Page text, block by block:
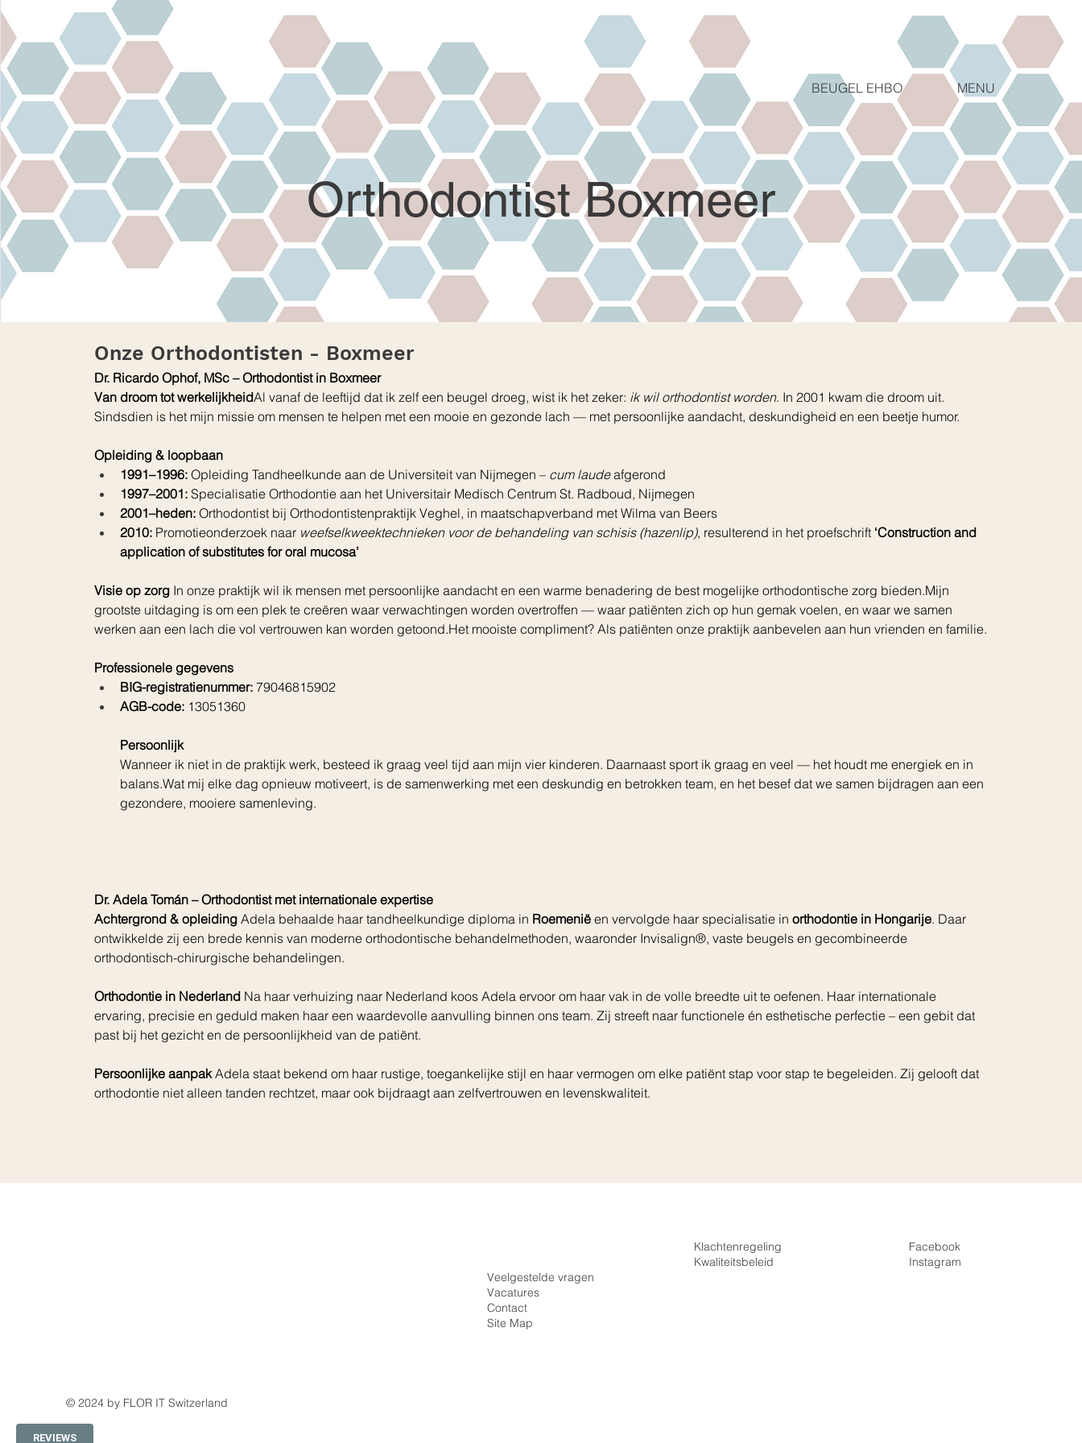
BEUGEL EHBO MENU
Orthodontist Boxmeer
Onze Orthodontisten - Boxmeer
Dr. Ricardo Ophof, MSc – Orthodontist in Boxmeer
Van droom tot werkelijkheidAl vanaf de leeftijd dat ik zelf een beugel droeg, wist ik het zeker: ik wil orthodontist worden. In 2001 kwam die droom uit.
Sindsdien is het mijn missie om mensen te helpen met een mooie en gezonde lach — met persoonlijke aandacht, deskundigheid en een beetje humor.
Opleiding & loopbaan
1991–1996: Opleiding Tandheelkunde aan de Universiteit van Nijmegen – cum laude afgerond
1997–2001: Specialisatie Orthodontie aan het Universitair Medisch Centrum St. Radboud, Nijmegen
2001–heden: Orthodontist bij Orthodontistenpraktijk Veghel, in maatschapverband met Wilma van Beers
2010: Promotieonderzoek naar weefselkweektechnieken voor de behandeling van schisis (hazenlip), resulterend in het proefschrift ‘Construction and
application of substitutes for oral mucosa’
Visie op zorg In onze praktijk wil ik mensen met persoonlijke aandacht en een warme benadering de best mogelijke orthodontische zorg bieden.Mijn
grootste uitdaging is om een plek te creëren waar verwachtingen worden overtroffen — waar patiënten zich op hun gemak voelen, en waar we samen
werken aan een lach die vol vertrouwen kan worden getoond.Het mooiste compliment? Als patiënten onze praktijk aanbevelen aan hun vrienden en familie.
Professionele gegevens
BIG-registratienummer: 79046815902
AGB-code: 13051360
Persoonlijk
Wanneer ik niet in de praktijk werk, besteed ik graag veel tijd aan mijn vier kinderen. Daarnaast sport ik graag en veel — het houdt me energiek en in
balans.Wat mij elke dag opnieuw motiveert, is de samenwerking met een deskundig en betrokken team, en het besef dat we samen bijdragen aan een
gezondere, mooiere samenleving.
Dr. Adela Tomán – Orthodontist met internationale expertise
Achtergrond & opleiding Adela behaalde haar tandheelkundige diploma in Roemenië en vervolgde haar specialisatie in orthodontie in Hongarije. Daar
ontwikkelde zij een brede kennis van moderne orthodontische behandelmethoden, waaronder Invisalign®, vaste beugels en gecombineerde
orthodontisch-chirurgische behandelingen.
Orthodontie in Nederland Na haar verhuizing naar Nederland koos Adela ervoor om haar vak in de volle breedte uit te oefenen. Haar internationale
ervaring, precisie en geduld maken haar een waardevolle aanvulling binnen ons team. Zij streeft naar functionele én esthetische perfectie – een gebit dat
past bij het gezicht en de persoonlijkheid van de patiënt.
Persoonlijke aanpak Adela staat bekend om haar rustige, toegankelijke stijl en haar vermogen om elke patiënt stap voor stap te begeleiden. Zij gelooft dat
orthodontie niet alleen tanden rechtzet, maar ook bijdraagt aan zelfvertrouwen en levenskwaliteit.
Veelgestelde vragen
Vacatures
Contact
Site Map
Klachtenregeling
Kwaliteitsbeleid
Facebook
Instagram
© 2024 by FLOR IT Switzerland
REVIEWS